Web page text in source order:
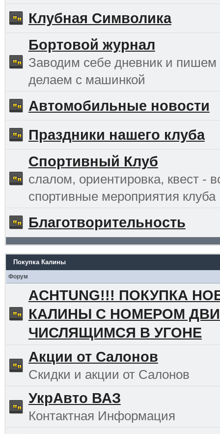
Клубная Символика
Бортовой журнал
Заводим себе дневник и пишем
делаем с машинкой
Автомобильные новости
Праздники нашего клуба
Спортивный Клуб
слалом, ориентировка, квест -
спортивные мероприятия клуба
Благотворительность
Покупка Калины
Форум
ACHTUNG!!! ПОКУПКА
КАЛИНЫ С НОМЕРОМ
ЧИСЛЯЩИМСЯ В УГОНЕ
Акции от Салонов
Скидки и акции от Салонов
УкрАвто ВАЗ
Контактная Информация